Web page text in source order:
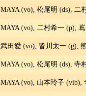
MAYA (vo), 松尾明 (ds), 二
MAYA (vo), 二村希一 (p),
武田愛 (vo), 皆川太一 (g),
MAYA (vo), 松尾明 (ds), 寺
MAYA (vo), 山本玲子 (vib),